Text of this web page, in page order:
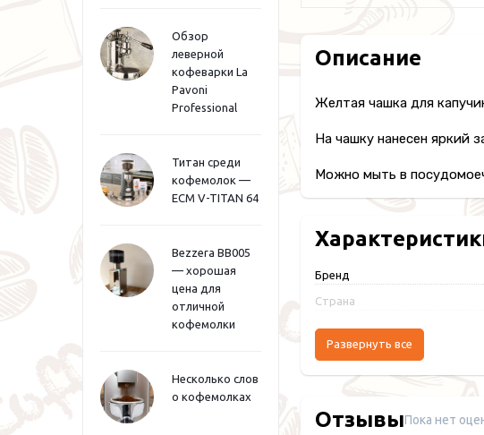
Обзор
леверной
кофеварки La
Pavoni
Professional
Титан среди
кофемолок —
ECM V-TITAN 64
Bezzera BB005
— хорошая
цена для
отличной
кофемолки
Несколько слов
о кофемолках
Описание
Желтая чашка для
На чашку нанесен яркий
Можно мыть в
Бренд
Страна
Развернуть все
ОтзывыПока нет